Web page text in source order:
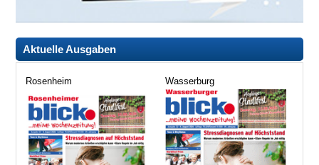
Aktuelle Ausgaben
Rosenheim Wasserburg